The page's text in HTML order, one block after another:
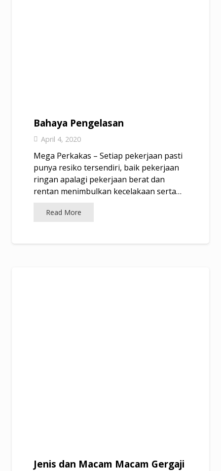
Bahaya Pengelasan
April 4, 2020
Mega Perkakas – Setiap pekerjaan pasti
punya resiko tersendiri, baik pekerjaan
ringan apalagi pekerjaan berat dan
rentan menimbulkan kecelakaan serta…
Read More
Jenis dan Macam Macam Gergaji